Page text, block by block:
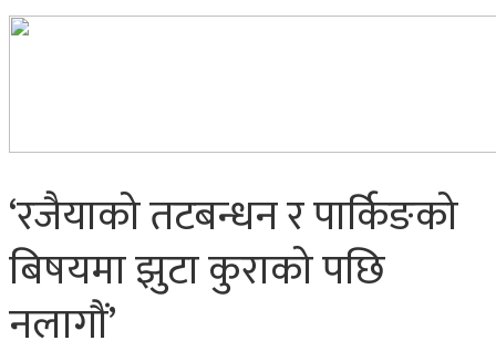
‘रजैयाको तटबन्धन र पार्किङको
बिषयमा झुटा कुराको पछि
नलागौं’